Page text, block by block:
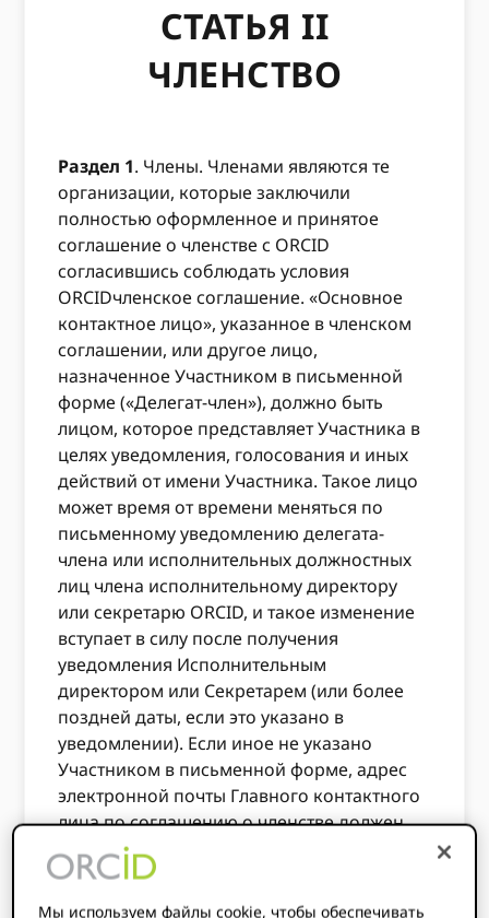
СТАТЬЯ II
ЧЛЕНСТВО
Раздел 1. Члены. Членами являются те
организации, которые заключили
полностью оформленное и принятое
соглашение о членстве с ORCID
согласившись соблюдать условия
ORCIDчленское соглашение. «Основное
контактное лицо», указанное в членском
соглашении, или другое лицо,
назначенное Участником в письменной
форме («Делегат-член»), должно быть
лицом, которое представляет Участника в
целях уведомления, голосования и иных
действий от имени Участника. Такое лицо
может время от времени меняться по
письменному уведомлению делегата-
члена или исполнительных должностных
лиц члена исполнительному директору
или секретарю ORCID, и такое изменение
вступает в силу после получения
уведомления Исполнительным
директором или Секретарем (или более
поздней даты, если это указано в
уведомлении). Если иное не указано
Участником в письменной форме, адрес
электронной почты Главного контактного
лица по соглашению о членстве должен
быть адресом электронной почты для
целей любого уведомления или проверки
для Участников по настоящему
Мы используем файлы cookie, чтобы обеспечивать